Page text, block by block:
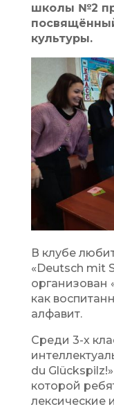
школы №2
культуры.
В клубе
«Deutsch mit
организован
как
алфавит.
Среди 3-х
du
которой
лексические